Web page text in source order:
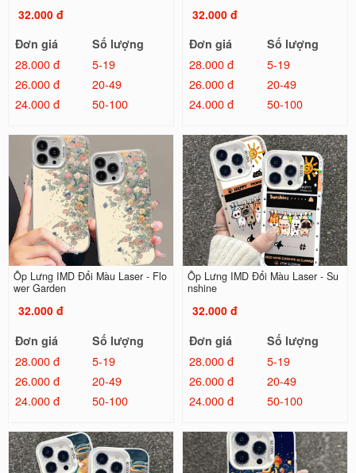
32.000 đ
Đơn giá
Số lượng
28.000 đ
5-19
26.000 đ
20-49
24.000 đ
50-100
32.000 đ
Đơn giá
Số lượng
28.000 đ
5-19
26.000 đ
20-49
24.000 đ
50-100
Ốp Lưng IMD Đổi Màu Laser - Flo
wer Garden
32.000 đ
Đơn giá
Số lượng
28.000 đ
5-19
26.000 đ
20-49
24.000 đ
50-100
Ốp Lưng IMD Đổi Màu Laser - Su
nshine
32.000 đ
Đơn giá
Số lượng
28.000 đ
5-19
26.000 đ
20-49
24.000 đ
50-100